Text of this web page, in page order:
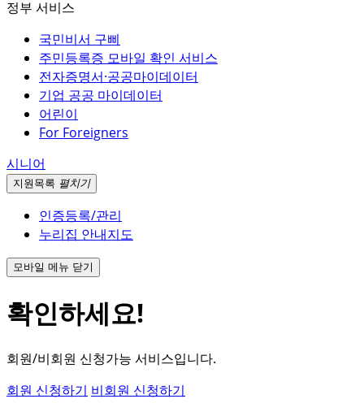
정부 서비스
국민비서 구삐
주민등록증 모바일 확인 서비스
전자증명서·공공마이데이터
기업 공공 마이데이터
어린이
For Foreigners
시니어
지원 목록 펼치기
인증등록/관리
누리집 안내지도
모바일 메뉴 닫기
확인하세요!
회원/비회원 신청가능 서비스입니다.
회원 신청하기 비회원 신청하기